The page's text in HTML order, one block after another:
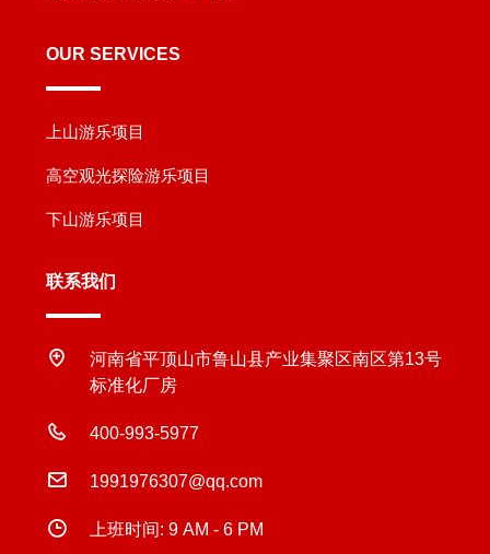
OUR SERVICES
上山游乐项目
高空观光探险游乐项目
下山游乐项目
联系我们
河南省平顶山市鲁山县产业集聚区南区第13号
标准化厂房
400-993-5977
1991976307@qq.com
上班时间: 9 AM - 6 PM